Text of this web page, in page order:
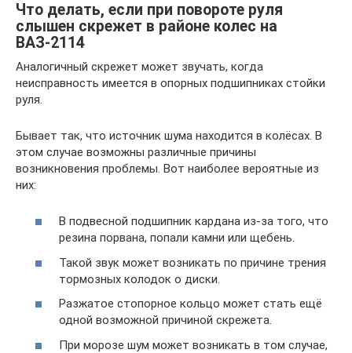
Что делать, если при повороте руля
слышен скрежет в районе колес на
ВАЗ-2114
Аналогичный скрежет может звучать, когда
неисправность имеется в опорных подшипниках стойки
руля.
Бывает так, что источник шума находится в колёсах. В
этом случае возможны различные причины
возникновения проблемы. Вот наиболее вероятные из
них:
В подвесной подшипник кардана из-за того, что
резина порвана, попали камни или щебень.
Такой звук может возникать по причине трения
тормозных колодок о диски.
Разжатое стопорное кольцо может стать ещё
одной возможной причиной скрежета.
При морозе шум может возникать в том случае,